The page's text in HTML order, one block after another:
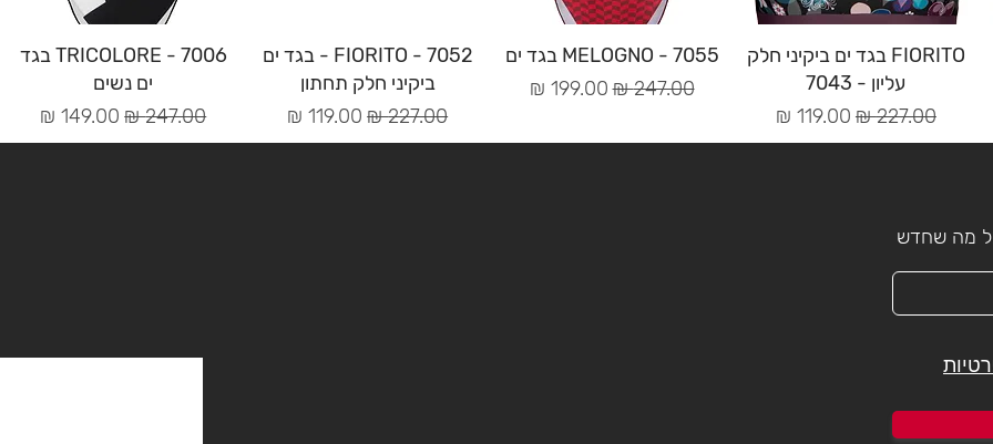
תצוגה מהירה
FIORITO בגד ים ביקיני חלק
עליון - 7043
מחיר רגיל‏227.00 ‏₪ מחיר מבצע
תצוגה מהירה
MELOGNO - 7055 בגד ים
מחיר רגיל‏247.00 ‏₪ מחיר מבצע
תצוגה מהירהFIORITO - 7052 - בגד ים
ביקיני חלק תחתון
מחיר רגיל‏227.00 ‏₪ מחיר מבצע
תצוגה מהירה
TRICOLORE - 7006 בגד
ים נשים
מחיר רגיל‏247.00 ‏₪ מחיר מבצע
מה שחדש